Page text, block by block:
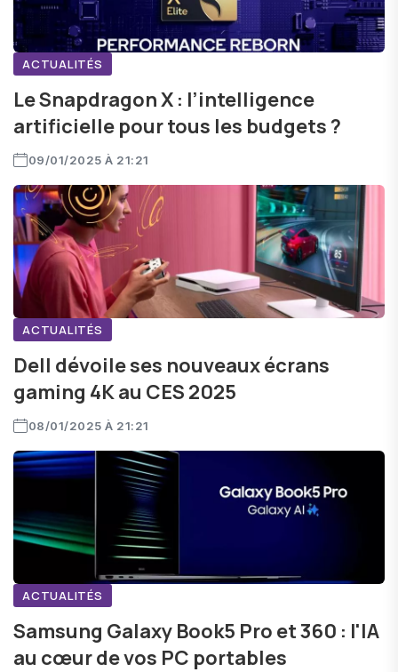
ACTUALITÉS
Le Snapdragon X : l’intelligence
artificielle pour tous les budgets ?
09/01/2025 À 21:21
ACTUALITÉS
Dell dévoile ses nouveaux écrans
gaming 4K au CES 2025
08/01/2025 À 21:21
ACTUALITÉS
Samsung Galaxy Book5 Pro et 360 : l'IA
au cœur de vos PC portables